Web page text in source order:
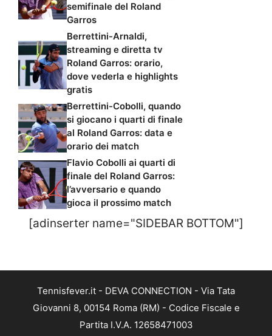
semifinale del Roland
Garros
Berrettini-Arnaldi,
streaming e diretta tv
Roland Garros: orario,
dove vederla e highlights
gratis
Berrettini-Cobolli, quando
si giocano i quarti di finale
al Roland Garros: data e
orario dei match
Flavio Cobolli ai quarti di
finale del Roland Garros:
l’avversario e quando
gioca il prossimo match
[adinserter name="SIDEBAR BOTTOM"]
Tennisfever.it - DEVA CONNECTION - Via Tata
Giovanni 8, 00154 Roma (RM) - Codice Fiscale e
Partita I.V.A. 12658471003